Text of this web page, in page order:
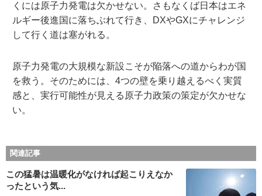
くには原子力発電は欠かせない。さもなくば日本はエネ
ルギー後進国に落ちぶれて行き、DXやGXにチャレンジ
して行く道は塞がれる。
原子力発電の大規模な新設こそが陥落への道からわが国
を救う。そのためには、4つの壁を乗り越えるべく実質
感と、実行可能性が見える原子力政策の策定が欠かせな
い。
関連記事
この猛暑は温暖化がなければ起こりえなか
ったという気...